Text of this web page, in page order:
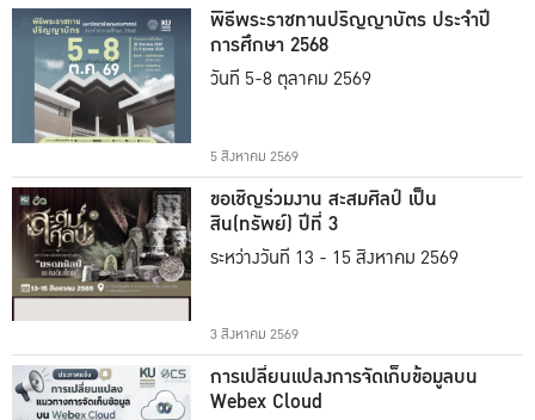
พิธีพระราชทานปริญญาบัตร ประจำปี
การศึกษา 2568
วันที่ 5-8 ตุลาคม 2569
5 สิงหาคม 2569
ขอเชิญร่วมงาน สะสมศิลป์ เป็น
สิน(ทรัพย์) ปีที่ 3
ระหว่างวันที่ 13 - 15 สิงหาคม 2569
3 สิงหาคม 2569
การเปลี่ยนแปลงการจัดเก็บข้อมูลบน
Webex Cloud